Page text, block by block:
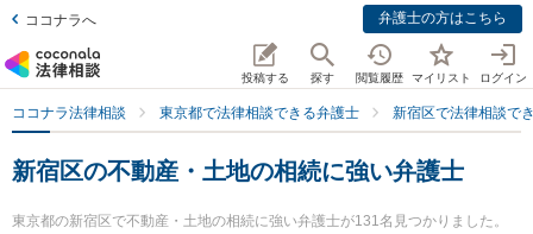
ココナラへ 弁護士の方はこちら
投稿する 探す 閲覧履歴 マイリスト ログイン
ココナラ法律相談 東京都で法律相談できる弁護士 新宿区で法律相談で
新宿区の不動産・土地の相続に強い弁護士
東京都の新宿区で不動産・土地の相続に強い弁護士が131名見つかりました。